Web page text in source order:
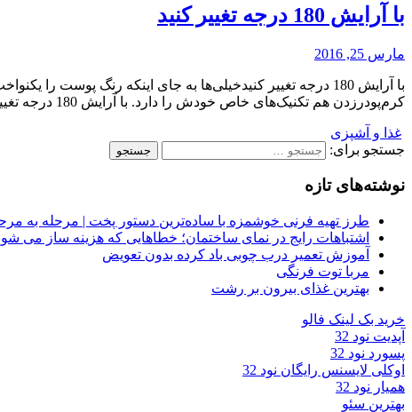
با آرایش 180 درجه تغییر کنید
مارس 25, 2016
با آرایش 180 درجه تغییر کنیدخیلی‌ها به جای اینکه رنگ
کرم‌پودرزدن هم تکنیک‌های خاص خودش را دارد. با آرایش 180 درجه تغییر کنید خیلی‌ها به جای اینکه رنگ پوست را یکنواخت کنند با […]
غذا و آشپزی
جستجو برای:
نوشته‌های تازه
طرز تهیه فرنی خوشمزه با ساده‌ترین دستور پخت | مرحله به
اشتباهات رایج در نمای ساختمان؛ خطاهایی که هزینه ساز می
آموزش تعمیر درب چوبی باد کرده بدون تعویض
مربا توت فرنگی
بهترین غذای بیرون بر رشت
خرید بک لینک فالو
آپدیت نود 32
پسورد نود 32
اوکلی لایسنس رایگان نود 32
همیار نود 32
بهترین سئو